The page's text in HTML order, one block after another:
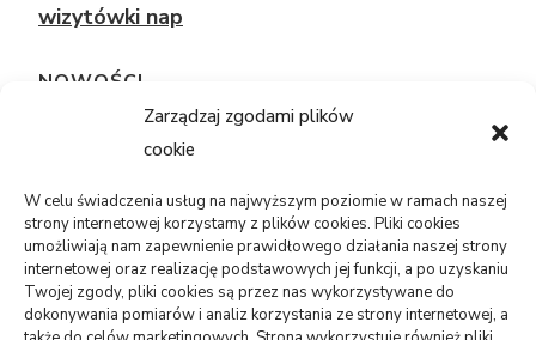
Zarządzaj zgodami plików
cookie
W celu świadczenia usług na najwyższym poziomie w ramach naszej
strony internetowej korzystamy z plików cookies. Pliki cookies
umożliwiają nam zapewnienie prawidłowego działania naszej strony
internetowej oraz realizację podstawowych jej funkcji, a po uzyskaniu
Twojej zgody, pliki cookies są przez nas wykorzystywane do
dokonywania pomiarów i analiz korzystania ze strony internetowej, a
wizytówki nap
NOWOŚCI
system, płyta?
05/08/2026
USŁUGI
PR dla marki osobistej, gdy social